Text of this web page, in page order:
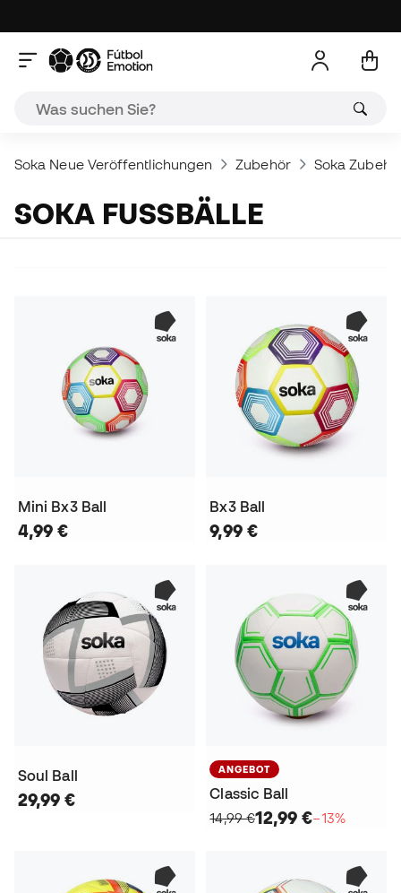
Soka Neue Veröffentlichungen Zubehör Soka
SOKA FUSSBÄLLE
Mini Bx3 Ball
4,99 €
Bx3 Ball
9,99 €
Soul Ball
29,99 €
ANGEBOT
Classic Ball
14,99 €12,99 €−13%